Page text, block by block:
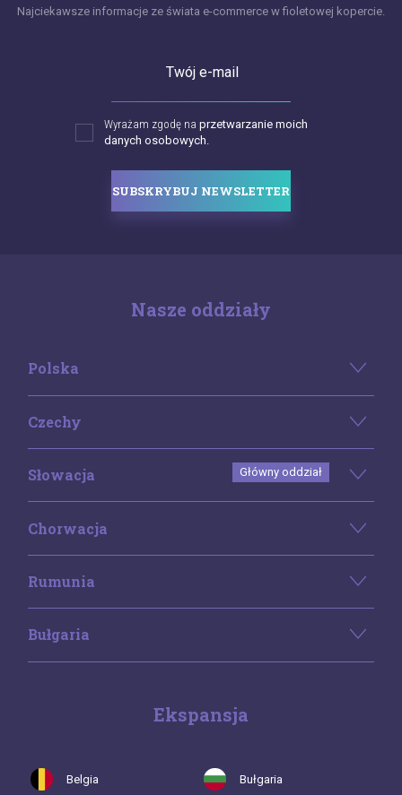
Najciekawsze informacje ze świata e-commerce w fioletowej kopercie.
Twój e-mail
Wyrażam zgodę na przetwarzanie moich
danych osobowych.
SUBSKRYBUJ NEWSLETTER
Nasze oddziały
Polska
Czechy
Słowacja Główny oddział
Chorwacja
Rumunia
Bułgaria
Ekspansja
Belgia Bułgaria